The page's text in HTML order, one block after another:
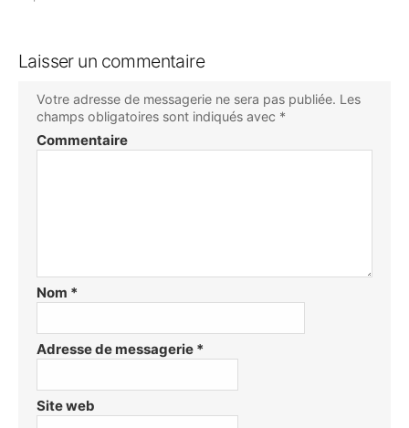
Laisser un commentaire
Votre adresse de messagerie ne sera pas publiée. Les
champs obligatoires sont indiqués avec *
Commentaire
Nom *
Adresse de messagerie *
Site web